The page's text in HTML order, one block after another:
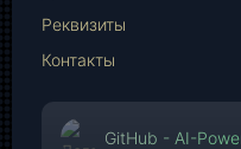
Реквизиты
Контакты
GitHub - AI-